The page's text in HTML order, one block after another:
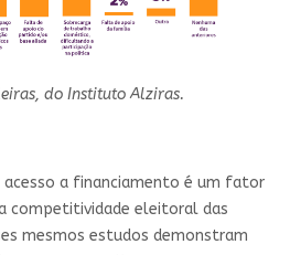
do Instituto Alziras.
acesso a financiamento é um fator
competitividade eleitoral das
mesmos estudos demonstram